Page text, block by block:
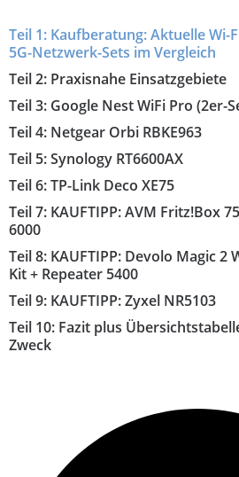
Kaufberatung: Aktuelle Wi-
5G-Netzwerk-Sets im Vergleich
Praxisnahe Einsatzgebiete
Google Nest WiFi Pro (2er-
Netgear Orbi RBKE963
Synology RT6600AX
TP-Link Deco XE75
KAUFTIPP: AVM Fritz!Box
6000
KAUFTIPP: Devolo Magic 2
Kit + Repeater 5400
KAUFTIPP: Zyxel NR5103
Fazit plus
Zweck